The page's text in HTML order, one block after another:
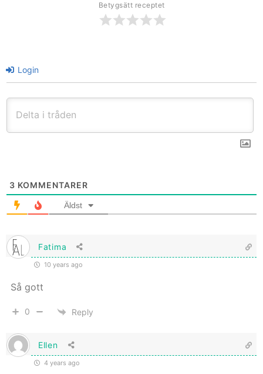
Betygsätt receptet
Login
3 KOMMENTARER
Äldst
Fatima
10 years ago
Så gott
0 Reply
Ellen
4 years ago